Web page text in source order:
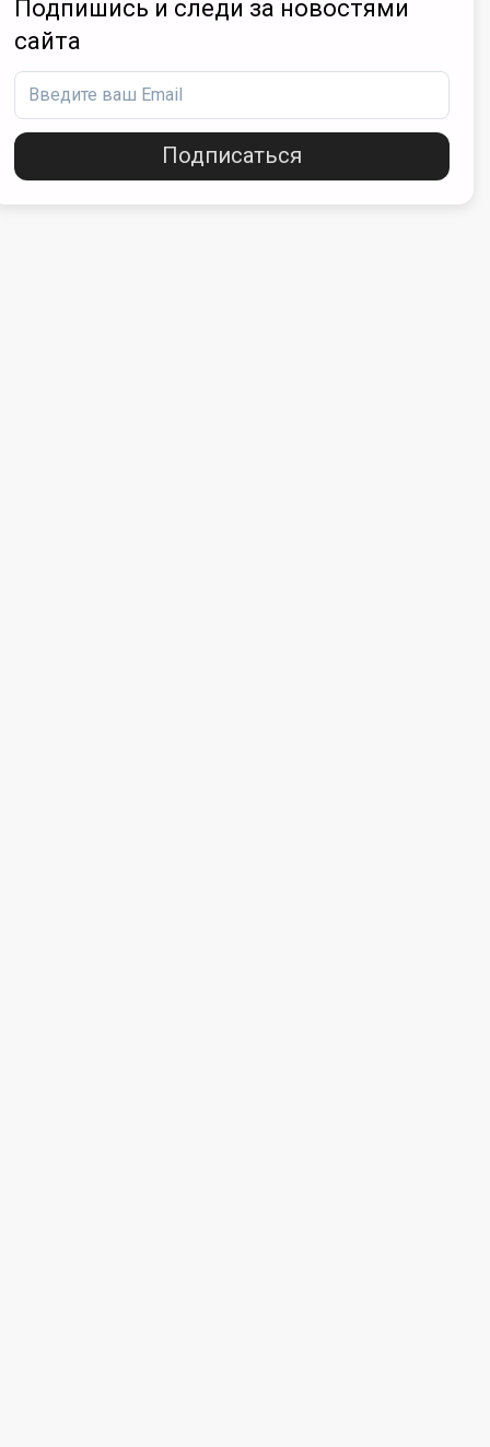
Подпишись и следи за новостями
сайта
Подписаться